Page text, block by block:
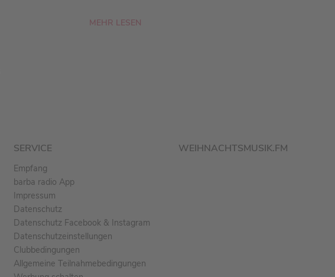
MEHR LESEN
SERVICE
Empfang
barba radio App
Impressum
Datenschutz
Datenschutz Facebook & Instagram
Datenschutzeinstellungen
Clubbedingungen
Allgemeine Teilnahmebedingungen
WEIHNACHTSMUSIK.FM